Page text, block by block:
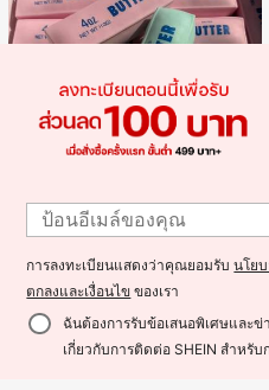
ลูกบอลบีบช้าคืนตัวนุ่ม สีชมพู แท่งเนย
บีบคลายเครียด นุ่มยืดหยุ่น ของเล่นบีบ
4 ออนซ์ ของเล่นเกลือ เหมาะสำหรับขอ
งขวัญวันหยุด ของขวัญสนุกและน่ารัก
ของขวัญวันเกิด ของขวัญอีสเตอร์ ของ
ขวัญฮาโลวีน ของขวัญคริสต์มาส ของข
วัญปาร์ตี้ สกวิชชี่ ของเล่นสกวิชชี่ ของเ
ล่นคลายเครียดสกวิชชี่ สกวิชชี่เกี๊ยว ขอ
งเล่นสำหรับผู้ใหญ่ ผู้หญิง สกวิชชี่กรอบ
สกวิชชี่เนยกรอบ บีบ ลูกบอลสลัชชี่
#1 ขายดี ใน ของเล่นและเกม
100+ sold
180 -18% 2 วันสุดท้าย
การลงทะเบียนแสดงว่าคุณยอมรับนโย
ตกลงและเงื่อนไข ของเรา
ฉันต้องการรับข้อเสนอพิเศษและข่
เกี่ยวกับการติดต่อ SHEIN สำหรับ